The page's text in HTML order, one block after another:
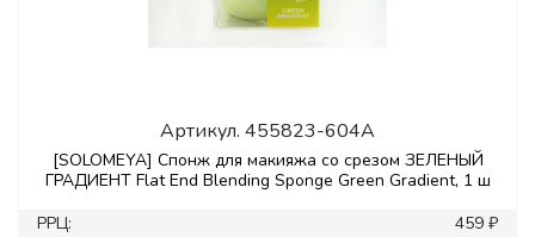
Артикул. 455823-604A
[SOLOMEYA] Спонж для макияжа со срезом ЗЕЛЕНЫЙ
ГРАДИЕНТ Flat End Blending Sponge Green Gradient, 1 ш
РРЦ:
459 ₽